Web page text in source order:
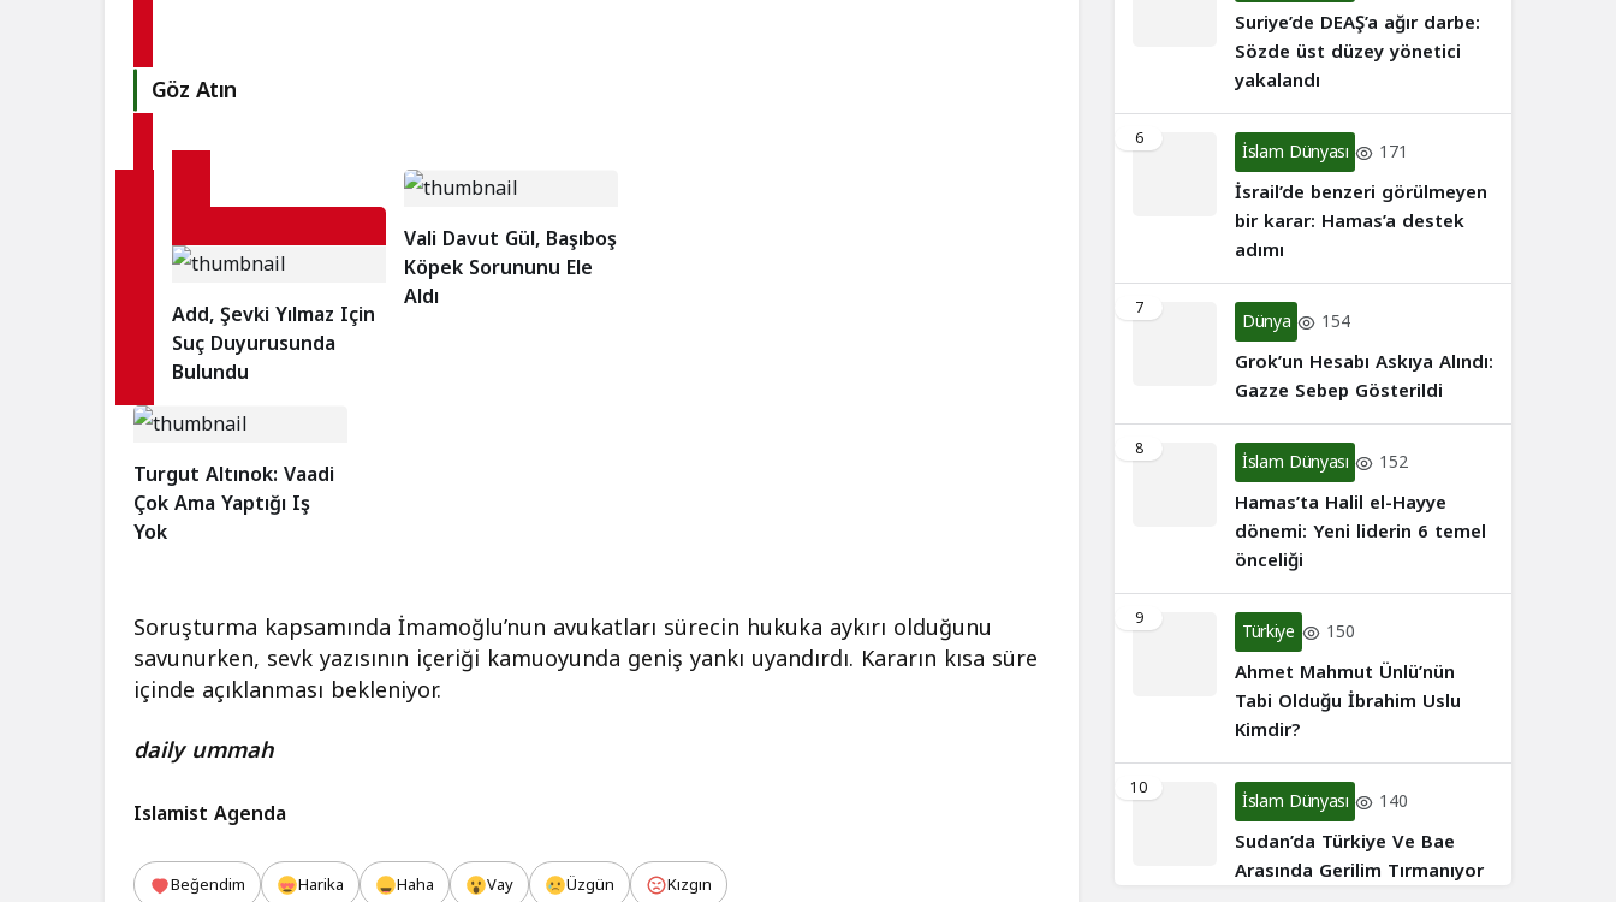
Göz Atın
Add, Şevki Yılmaz Için
Suç Duyurusunda
Bulundu
Vali Davut Gül, Başıboş
Köpek Sorununu Ele
Aldı
Turgut Altınok: Vaadi
Çok Ama Yaptığı Iş
Yok
Soruşturma kapsamında İmamoğlu’nun avukatları sürecin hukuka aykırı olduğunu
savunurken, sevk yazısının içeriği kamuoyunda geniş yankı uyandırdı. Kararın kısa süre
içinde açıklanması bekleniyor.
daily ummah
Islamist Agenda
Beğendim Harika Haha Vay Üzgün Kızgın
Suriye’de DEAŞ’a ağır darbe:
Sözde üst düzey yönetici
yakalandı
6 İslam Dünyası 171
İsrail’de benzeri görülmeyen
bir karar: Hamas’a destek
adımı
7 Dünya 154
Grok’un Hesabı Askıya Alındı:
Gazze Sebep Gösterildi
8 İslam Dünyası 152
Hamas’ta Halil el-Hayye
dönemi: Yeni liderin 6 temel
önceliği
9 Türkiye 150
Ahmet Mahmut Ünlü’nün
Tabi Olduğu İbrahim Uslu
Kimdir?
10 İslam Dünyası 140
Sudan’da Türkiye Ve Bae
Arasında Gerilim Tırmanıyor